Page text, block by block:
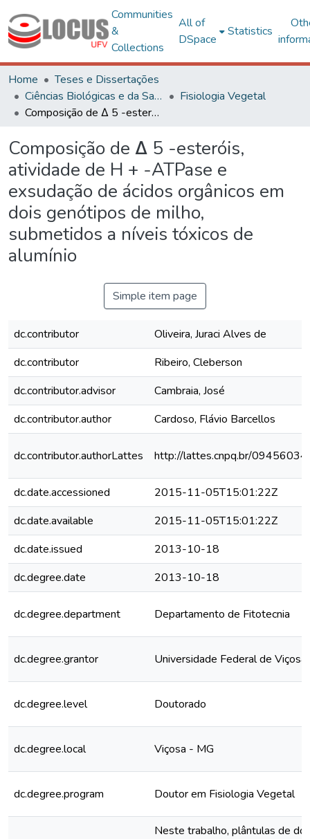
Communities
&
Collections
All of
DSpace
Statistics
Home
Teses e Dissertações
Ciências Biológicas e da Saúde
Fisiologia Vegetal
Composição de ∆ 5 -esteróis, atividade de H + -ATPase e exsudação de ácidos orgânicos em dois genótipos de milho, submetidos a níveis tóxicos de alumínio
Composição de ∆ 5 -esteróis,
atividade de H + -ATPase e
exsudação de ácidos orgânicos em
dois genótipos de milho,
submetidos a níveis tóxicos de
alumínio
Simple item page
dc.contributor
Oliveira, Juraci Alves de
dc.contributor
Ribeiro, Cleberson
dc.contributor.advisor
Cambraia, José
dc.contributor.author
Cardoso, Flávio Barcellos
dc.contributor.authorLattes http://lattes.cnpq.br/
dc.date.accessioned
2015-11-05T15:01:22Z
dc.date.available
2015-11-05T15:01:22Z
dc.date.issued
2013-10-18
dc.degree.date
2013-10-18
dc.degree.department Departamento de Fitotecnia
dc.degree.grantor Universidade Federal de Viçosa
dc.degree.level Doutorado
dc.degree.local Viçosa - MG
dc.degree.program Doutor em Fisiologia Vegetal
Neste trabalho, plântulas de